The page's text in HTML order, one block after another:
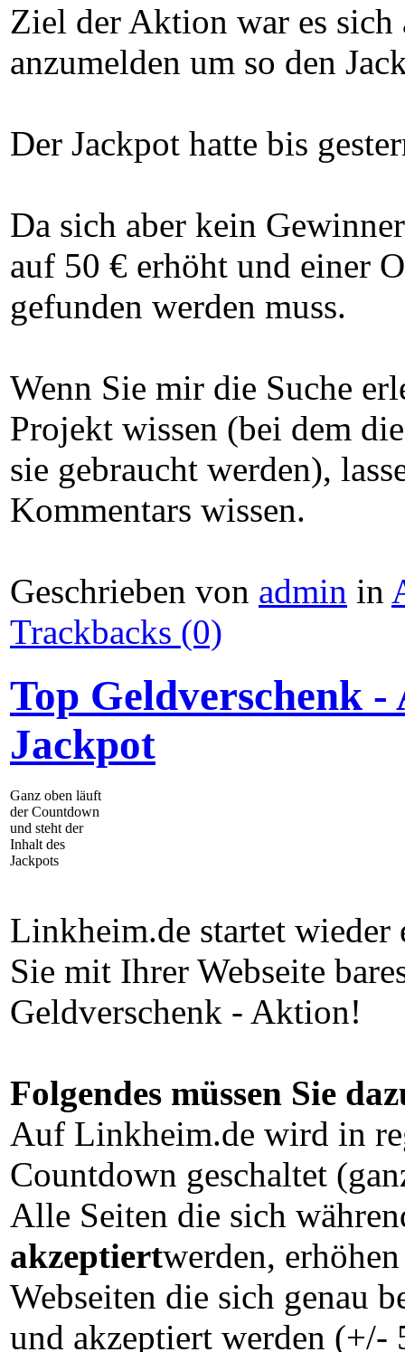
Ziel der Aktion war es sich
anzumelden um so den
Der Jackpot hatte bis
Da sich aber kein
auf 50 € erhöht und einer
gefunden werden muss.
Wenn Sie mir die Suche
Projekt wissen (bei dem
sie gebraucht werden),
Kommentars wissen.
Geschrieben von admin in
Trackbacks (0)
Top Geldverschenk
Jackpot
Ganz oben läuft
der Countdown
und steht der
Inhalt des
Jackpots
Linkheim.de startet wieder
Sie mit Ihrer Webseite
Geldverschenk - Aktion!
Folgendes müssen Sie
Auf Linkheim.de wird in
Countdown geschaltet
Alle Seiten die sich
akzeptiertwerden,
Webseiten die sich genau
und akzeptiert werden (+/-